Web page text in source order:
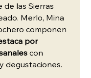
de las Sierras
Merlo, Mina
componen
por
con
degustaciones.